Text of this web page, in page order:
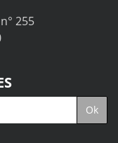
255
Ok